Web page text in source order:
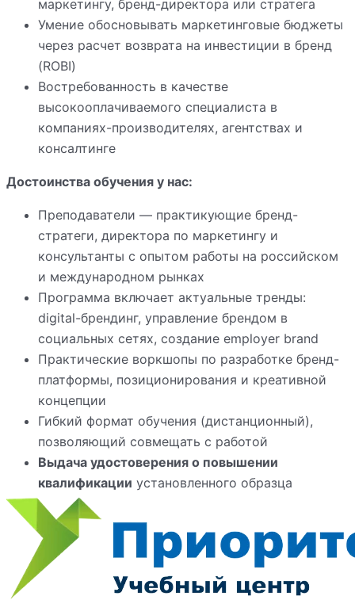
маркетингу, бренд-директора или стратега
Умение обосновывать маркетинговые бюджеты
через расчет возврата на инвестиции в бренд
(ROBI)
Востребованность в качестве
высокооплачиваемого специалиста в
компаниях-производителях, агентствах и
консалтинге
Достоинства обучения у нас:
Преподаватели — практикующие бренд-
стратеги, директора по маркетингу и
консультанты с опытом работы на российском
и международном рынках
Программа включает актуальные тренды:
digital-брендинг, управление брендом в
социальных сетях, создание employer brand
Практические воркшопы по разработке бренд-
платформы, позиционирования и креативной
концепции
Гибкий формат обучения (дистанционный),
позволяющий совмещать с работой
Выдача удостоверения о повышении
квалификации установленного образца